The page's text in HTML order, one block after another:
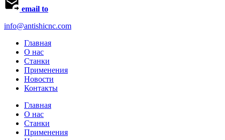
email to
info@antishicnc.com
Главная
О нас
Станки
Применения
Новости
Контакты
Главная
О нас
Станки
Применения